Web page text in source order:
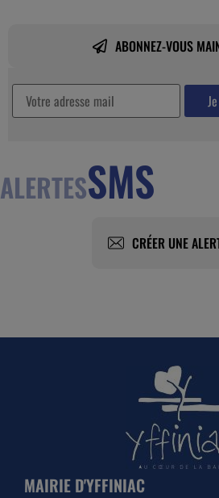
ABONNEZ-VOUS
ALERTESSMS
CRÉER UNE
MAIRIE D'YFFINIAC